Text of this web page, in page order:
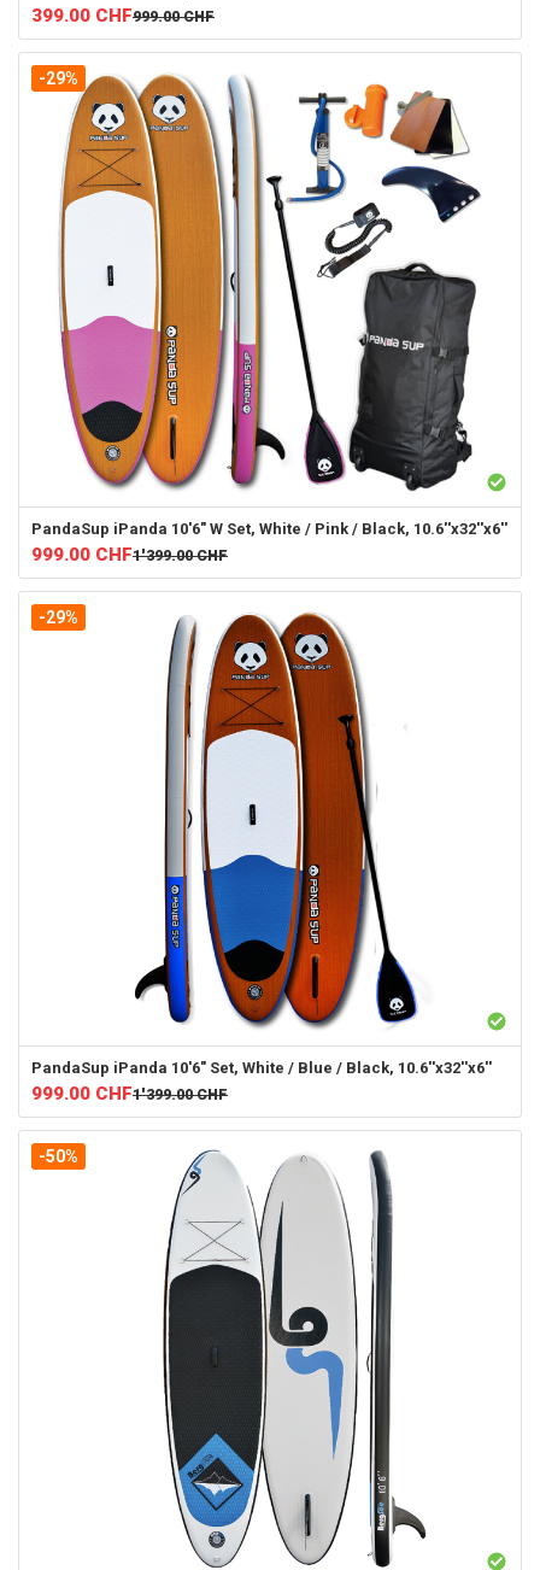
399.00 CHF999.00 CHF
-29%
PandaSup iPanda 10'6" W Set, White / Pink / Black, 10.6''x32''x6''
999.00 CHF1'399.00 CHF
-29%
PandaSup iPanda 10'6" Set, White / Blue / Black, 10.6''x32''x6''
999.00 CHF1'399.00 CHF
-50%